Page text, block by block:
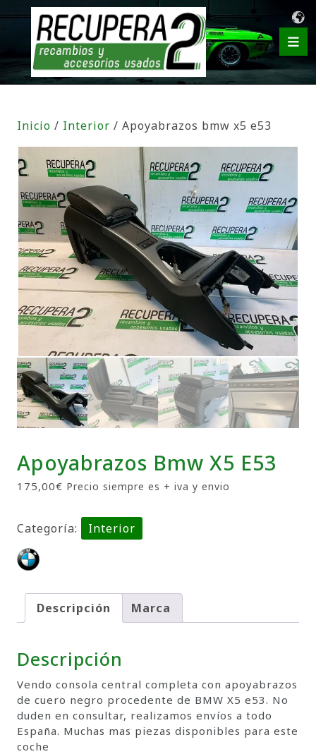
Inicio / Interior / Apoyabrazos bmw x5 e53
Apoyabrazos Bmw X5 E53
175,00€ Precio siempre es + iva y envio
Categoría: Interior
Descripción Marca
Descripción
Vendo consola central completa con apoyabrazos
de cuero negro procedente de BMW X5 e53. No
duden en consultar, realizamos envíos a todo
España. Muchas mas piezas disponibles para este
coche